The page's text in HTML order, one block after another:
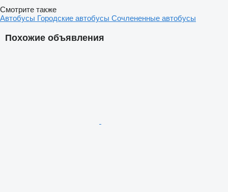
Похожие объявления
Смотрите также
Автобусы Городские автобусы Сочлененные автобусы